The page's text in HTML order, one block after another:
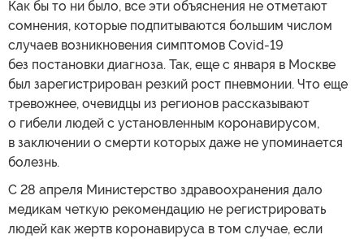
Как бы то ни было, все эти объяснения не отметают
сомнения, которые подпитываются большим числом
случаев возникновения симптомов Covid-19
без постановки диагноза. Так, еще с января в Москве
был зарегистрирован резкий рост пневмонии. Что еще
тревожнее, очевидцы из регионов рассказывают
о гибели людей с установленным коронавирусом,
в заключении о смерти которых даже не упоминается
болезнь.
С 28 апреля Министерство здравоохранения дало
медикам четкую рекомендацию не регистрировать
людей как жертв коронавируса в том случае, если